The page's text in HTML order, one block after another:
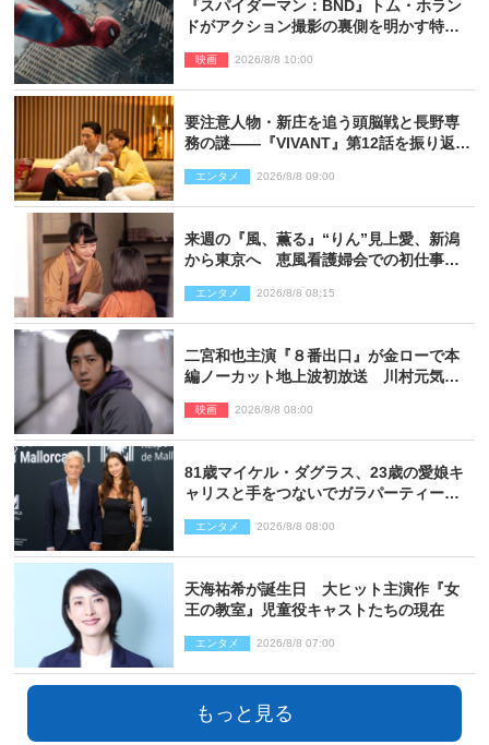
『スパイダーマン：BND』トム・ホラン
ドがアクション撮影の裏側を明かす特別
映画 2026/8/8 10:00
要注意人物・新庄を追う頭脳戦と長野専
務の謎――『VIVANT』第12話を振り返
エンタメ 2026/8/8 09:00
来週の『風、薫る』“りん”見上愛、新潟
から東京へ 恵風看護婦会での初仕事に
エンタメ 2026/8/8 08:15
二宮和也主演『８番出口』が金ローで本
編ノーカット地上波初放送 川村元気監
映画 2026/8/8 08:00
81歳マイケル・ダグラス、23歳の愛娘キ
ャリスと手をつないでガラパーティーに
エンタメ 2026/8/8 08:00
天海祐希が誕生日 大ヒット主演作『女
王の教室』児童役キャストたちの現在
エンタメ 2026/8/8 07:00
もっと見る